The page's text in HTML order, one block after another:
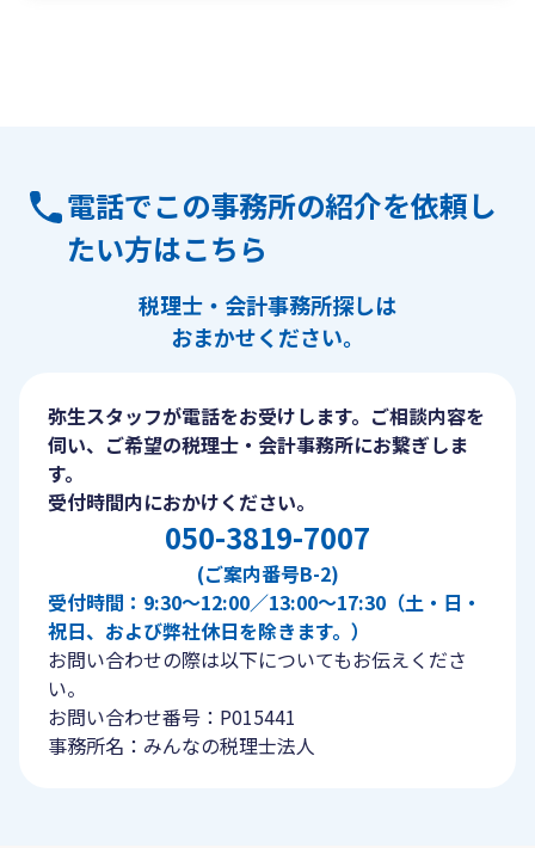
電話でこの事務所の紹介を依頼し
たい方はこちら
税理士・会計事務所探しは
おまかせください。
弥生スタッフが電話をお受けします。ご相談内容を
伺い、ご希望の税理士・会計事務所にお繋ぎしま
す。
受付時間内におかけください。
050-3819-7007
(ご案内番号B-2)
受付時間：9:30〜12:00／13:00〜17:30（土・日・
祝日、および弊社休日を除きます。）
お問い合わせの際は以下についてもお伝えくださ
い。
お問い合わせ番号：P015441
事務所名：みんなの税理士法人